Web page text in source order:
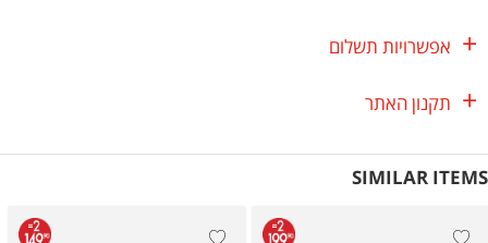
אפשרויות תשלום
תקנון האתר
SIMILAR ITEMS